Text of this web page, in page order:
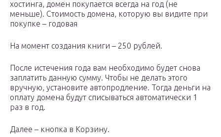
хостинга, домен покупается всегда на год (не
меньше). Стоимость домена, которую вы видите при
покупке – годовая
На момент создания книги – 250 рублей.
После истечения года вам необходимо будет снова
заплатить данную сумму. Чтобы не делать этого
вручную, установите автопродление. Тогда деньги на
оплату домена будут списываться автоматически 1
раз в год.
Далее – кнопка в Корзину.